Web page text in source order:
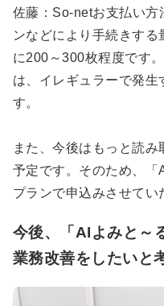
佐藤：So-netお支払い方
ンなどにより手続きする
に200～300枚程度です
は、イレギュラーで発生
す。
また、今後はもっと読み
予定です。そのため、「
プランで申込みさせてい
今後、「AIよみと～
業務改善をしたいと